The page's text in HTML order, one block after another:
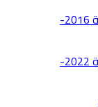
الولاية الانتدابية 2016-
الولاية الانتدابية 2022-